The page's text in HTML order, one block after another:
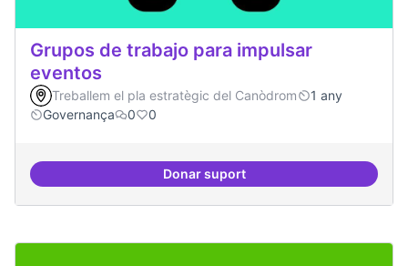
Grupos de trabajo para impulsar
eventos
Treballem el pla estratègic del Canòdrom
1 any
Governança
0 0
Donar suportGrupos de trabajo para